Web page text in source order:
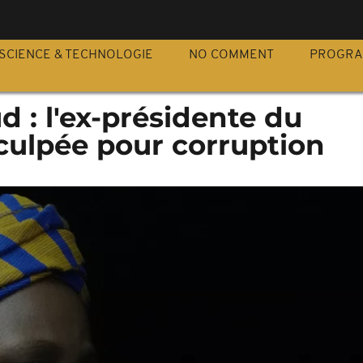
SCIENCE & TECHNOLOGIE NO COMMENT
: l'ex-présidente du
pour corruption